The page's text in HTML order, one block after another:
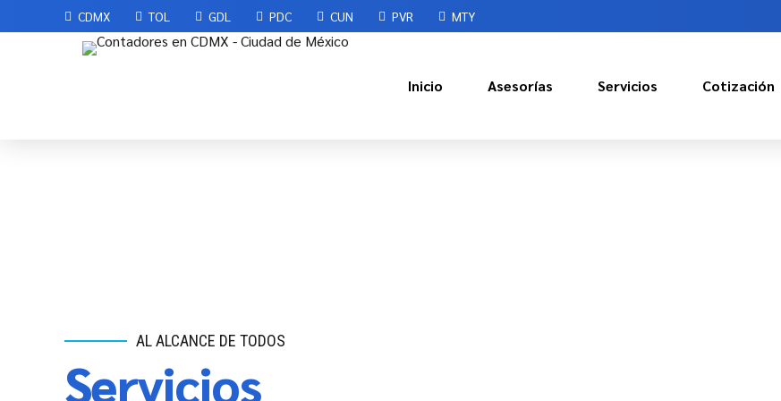
CDMX TOL GDL PDC CUN PVR MTY
Inicio Asesorías Servicios Cotización
AL ALCANCE DE TODOS
Servicios
NEGOCIO EN MARCHA Y NUEVOS EMPRENDIMIENTOS
Asesoría